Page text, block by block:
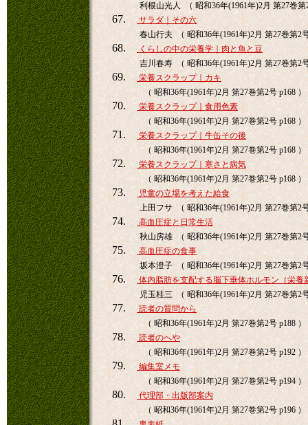
利根山光人 （ 昭和36年(1961年)2月 第27巻第
67.
サラダ｜その六
春山行夫 （ 昭和36年(1961年)2月 第27巻第2
68.
くらしの中の栄養学｜肉と魚と豆
吉川春寿 （ 昭和36年(1961年)2月 第27巻第2
69.
栄養スクラップ｜カキ
（ 昭和36年(1961年)2月 第27巻第2号 p168 ）
70.
栄養スクラップ｜食用色素
（ 昭和36年(1961年)2月 第27巻第2号 p168 ）
71.
栄養スクラップ｜牛缶その後
（ 昭和36年(1961年)2月 第27巻第2号 p168 ）
72.
栄養スクラップ｜寒さと病気
（ 昭和36年(1961年)2月 第27巻第2号 p168 ）
73.
児童の立場を考えた給食
上田フサ （ 昭和36年(1961年)2月 第27巻第2
74.
高血圧症と日常生活
秋山房雄 （ 昭和36年(1961年)2月 第27巻第2
75.
高血圧症の食事
坂本澄子 （ 昭和36年(1961年)2月 第27巻第2
76.
体内脂肪を支配する脳下垂体ホルモン（栄養
児玉桂三 （ 昭和36年(1961年)2月 第27巻第2
77.
読者の質問から
（ 昭和36年(1961年)2月 第27巻第2号 p188 ）
78.
読者のへや
（ 昭和36年(1961年)2月 第27巻第2号 p192 ）
79.
編集室メモ
（ 昭和36年(1961年)2月 第27巻第2号 p194 ）
80.
代理部・出版部案内
（ 昭和36年(1961年)2月 第27巻第2号 p196 ）